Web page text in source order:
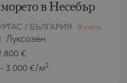
в Несебър
/ БЪЛГАРИЯ КАРТА
Луксозен
800 €
- 3 000 €/м2